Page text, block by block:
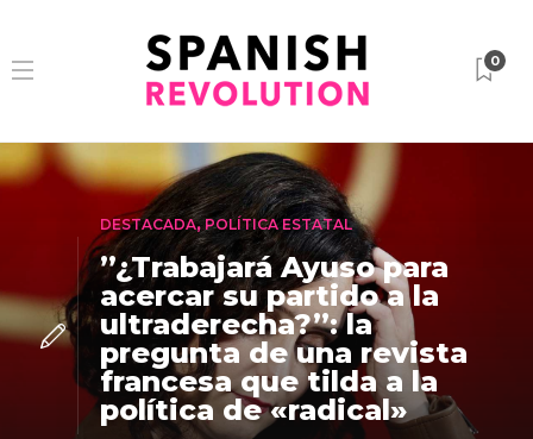
0
DESTACADA, POLÍTICA ESTATAL
”¿Trabajará Ayuso para
acercar su partido a la
ultraderecha?”: la
pregunta de una revista
francesa que tilda a la
política de «radical»